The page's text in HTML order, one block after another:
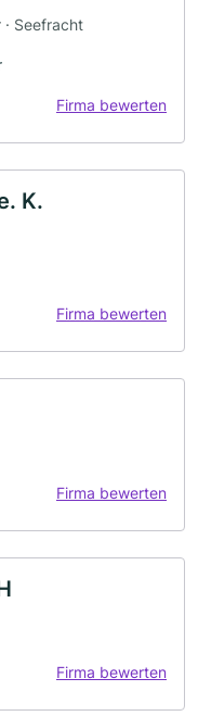
Seefracht
Firma bewerten
K.
Firma bewerten
Firma bewerten
Firma bewerten